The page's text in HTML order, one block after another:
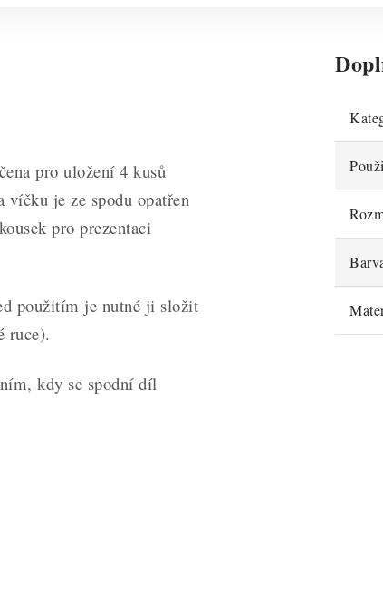
pro uložení 4 kusů
víčku je ze spodu opatřen
pro prezentaci
použitím je nutné ji složit
ruce).
kdy se spodní díl